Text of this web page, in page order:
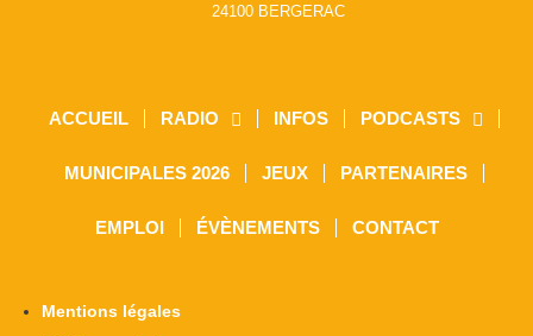
24100 BERGERAC
ACCUEIL RADIO INFOS PODCASTS
MUNICIPALES 2026 JEUX PARTENAIRES
EMPLOI ÉVÈNEMENTS CONTACT
Mentions légales